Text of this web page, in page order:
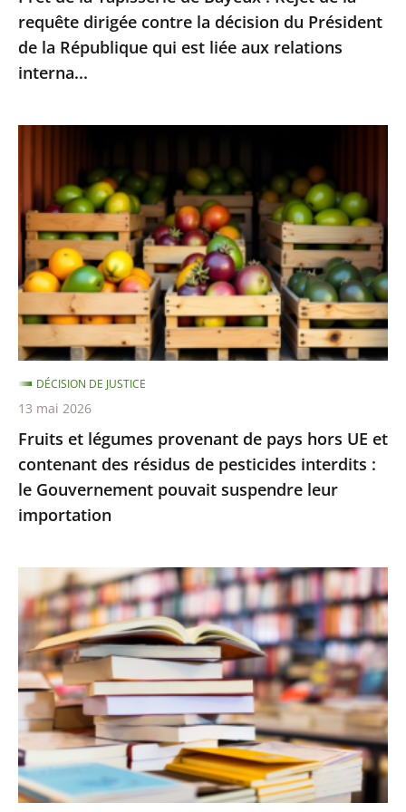
la
décision
du
de
République
qui
est
liée
aux
relations
interna...
requête dirigée contre la décision du Président
de la République qui est liée aux relations
interna...
légumes
provenant
de
pays
hors
UE
contenant
des
résidus
de
pesticides
interdits
:
Gouvernement
pouvait
suspendre
leur
importation
Fruits et légumes provenant de pays hors UE et
contenant des résidus de pesticides interdits :
le Gouvernement pouvait suspendre leur
importation
DÉCISION DE JUSTICE
13 mai 2026
Conseil
d’État
rejette
le
recours
d’Amazon
contre
le
montant